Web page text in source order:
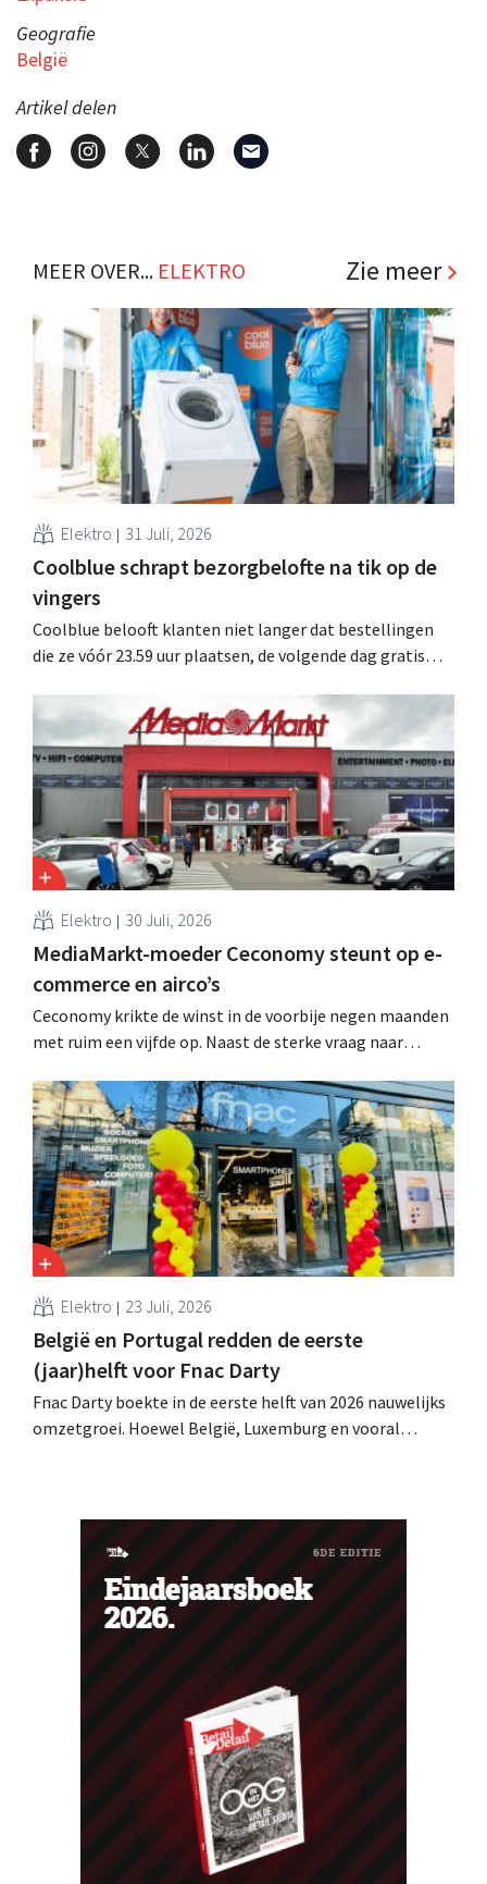
Geografie
België
Artikel delen
MEER OVER... ELEKTRO Zie meer
Elektro 31 Juli, 2026
Coolblue schrapt bezorgbelofte na tik op de
vingers
Coolblue belooft klanten niet langer dat bestellingen
die ze vóór 23.59 uur plaatsen, de volgende dag gratis
nadat de Nederlandse Reclame Code Commissie
oordeelde dat de belofte misleidend en oneerlijk was.
Elektro 30 Juli, 2026
MediaMarkt-moeder Ceconomy steunt op e-
commerce en airco’s
Ceconomy krikte de winst in de voorbije negen maanden
met ruim een vijfde op. Naast de sterke vraag naar
en de marktplaats bij aan de groei.
Elektro 23 Juli, 2026
België en Portugal redden de eerste
(jaar)helft voor Fnac Darty
Fnac Darty boekte in de eerste helft van 2026 nauwelijks
omzetgroei. Hoewel België, Luxemburg en vooral